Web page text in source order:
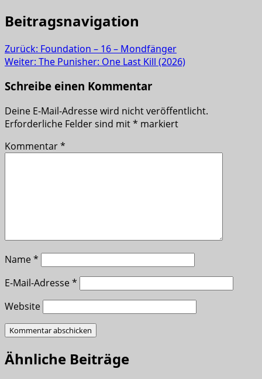
Beitragsnavigation
Zurück: Foundation – 16 – Mondfänger
Weiter: The Punisher: One Last Kill (2026)
Schreibe einen Kommentar
Deine E-Mail-Adresse wird nicht veröffentlicht.
Erforderliche Felder sind mit* markiert
Kommentar*
Name*
E-Mail-Adresse*
Website
Ähnliche Beiträge